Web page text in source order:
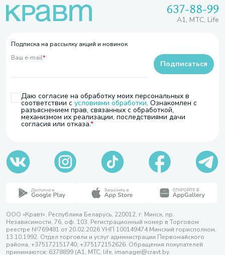
637-88-99
A1, МТС, Life
Подписка на рассылку акций и новинок
Ваш e-mail*
Даю согласие на обработку моих персональных в
соответствии с условиями обработки. Ознакомлен с
разъяснением прав, связанных с обработкой,
механизмом их реализации, последствиями дачи
согласия или отказа.
Подписаться
ООО «Кравт». Республика Беларусь, 220012, г. Минск, пр.
Независимости, 76, оф. 103. Регистрационный номер в Торговом
реестре №769481 от 20.02.2026 УНП 100149474 Минский горисполком,
13.10.1992. Отдел торговли и услуг администрации Первомайского
района, +375172151740; +375172152626. Обращения покупателей
принимаются: 6378899 (А1, МТС, life, imanager@cravt.by.